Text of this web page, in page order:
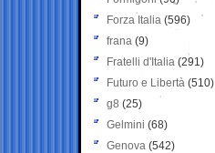
Forza Italia (596)
frana (9)
Fratelli d'Italia (291)
Futuro e Libertà (510)
g8 (25)
Gelmini (68)
Genova (542)